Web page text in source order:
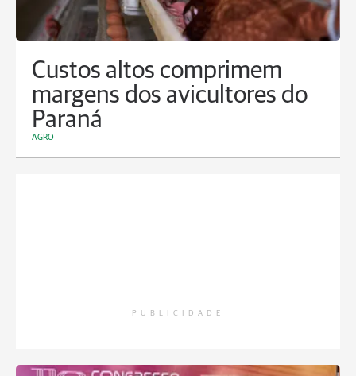
Custos altos comprimem
margens dos avicultores do
Paraná
AGRO
PUBLICIDADE